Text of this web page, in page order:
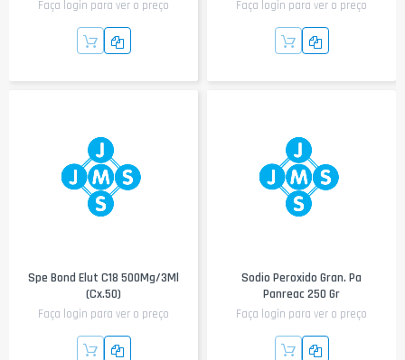
Faça login para ver o preço Faça login para ver o preço
Spe Bond Elut C18 500Mg/3Ml
(Cx.50)
Faça login para ver o preço
Sodio Peroxido Gran. Pa
Panreac 250 Gr
Faça login para ver o preço